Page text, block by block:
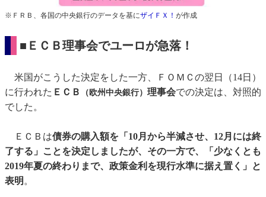
※ＦＲＢ、各国の中央銀行のデータを基にザイＦＸ！ が作成
■ＥＣＢ理事会でユーロが急落！
米国がこうした決定をした一方、ＦＯＭＣの翌日（14日）
に行われた ＥＣＢ （欧州中央銀行） 理事会での決定は、対照的
でした。
ＥＣＢは債券の購入額を「10月から半減させ、12月には終
了する」ことを決定しましたが、その一方で、「少なくとも
2019年夏の終わりまで、政策金利を現行水準に据え置く」と
表明 。